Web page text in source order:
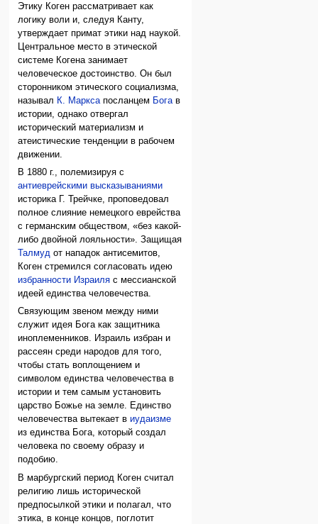
Этику Коген рассматривает как
логику воли и, следуя Канту,
утверждает примат этики над наукой.
Центральное место в этической
системе Когена занимает
человеческое достоинство. Он был
сторонником этического социализма,
называл К. Маркса посланцем Бога в
истории, однако отвергал
исторический материализм и
атеистические тенденции в рабочем
движении.
В 1880 г., полемизируя с
антиеврейскими высказываниями
историка Г. Трейчке, проповедовал
полное слияние немецкого еврейства
с германским обществом, «без какой-
либо двойной лояльности». Защищая
Талмуд от нападок антисемитов,
Коген стремился согласовать идею
избранности Израиля с мессианской
идеей единства человечества.
Связующим звеном между ними
служит идея Бога как защитника
иноплеменников. Израиль избран и
рассеян среди народов для того,
чтобы стать воплощением и
символом единства человечества в
истории и тем самым установить
царство Божье на земле. Единство
человечества вытекает виудаизме
из единства Бога, который создал
человека по своему образу и
подобию.
В марбургский период Коген считал
религию лишь исторической
предпосылкой этики и полагал, что
этика, в конце концов, поглотит